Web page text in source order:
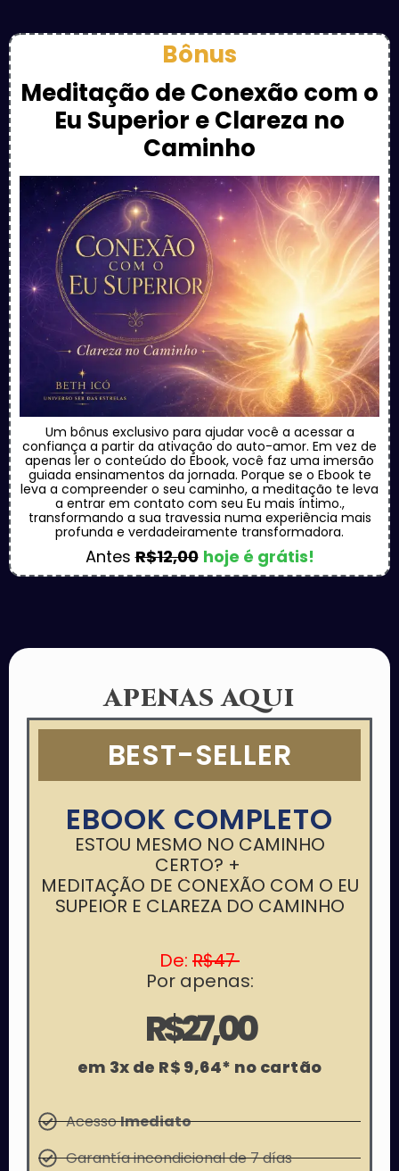
Bônus
Meditação de Conexão com o
Eu Superior e Clareza no
Caminho
Um bônus exclusivo para ajudar você a acessar a
confiança a partir da ativação do auto-amor. Em vez de
apenas ler o conteúdo do Ebook, você faz uma imersão
guiada ensinamentos da jornada. Porque se o Ebook te
leva a compreender o seu caminho, a meditação te leva
a entrar em contato com seu Eu mais íntimo.,
transformando a sua travessia numa experiência mais
profunda e verdadeiramente transformadora.
AntesR$12,00 hoje é grátis!
APENAS AQUI
BEST-SELLER
EBOOK COMPLETO
ESTOU MESMO NO CAMINHO
CERTO? +
MEDITAÇÃO DE CONEXÃO COM O EU
SUPEIOR E CLAREZA DO CAMINHO
De: R$47
Por apenas:
R$27,00
em 3x de R$ 9,64* no cartão
AcessoImediato
Garantía incondicional de 7 días